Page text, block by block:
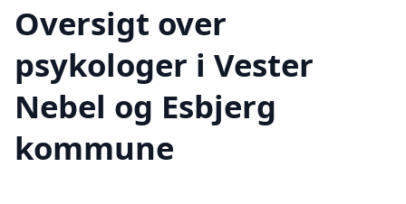
Oversigt over
psykologer i Vester
Nebel og Esbjerg
kommune